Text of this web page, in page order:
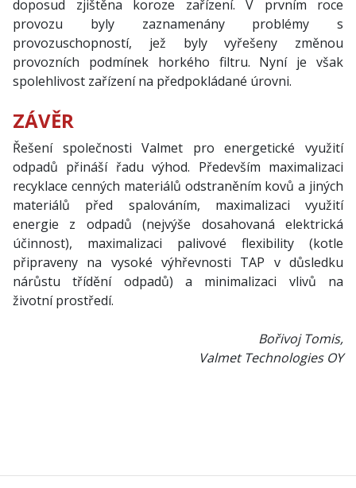
doposud zjištěna koroze zařízení. V prvním roce
provozu byly zaznamenány problémy s
provozuschopností, jež byly vyřešeny změnou
provozních podmínek horkého filtru. Nyní je však
spolehlivost zařízení na předpokládané úrovni.
ZÁVĚR
Řešení společnosti Valmet pro energetické využití
odpadů přináší řadu výhod. Především maximalizaci
recyklace cenných materiálů odstraněním kovů a jiných
materiálů před spalováním, maximalizaci využití
energie z odpadů (nejvýše dosahovaná elektrická
účinnost), maximalizaci palivové flexibility (kotle
připraveny na vysoké výhřevnosti TAP v důsledku
nárůstu třídění odpadů) a minimalizaci vlivů na
životní prostředí.
Bořivoj Tomis,
Valmet Technologies OY